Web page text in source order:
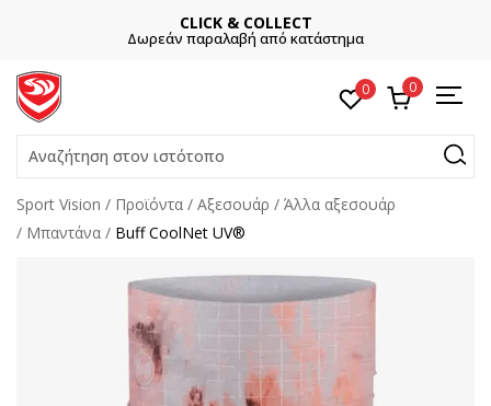
CLICK & COLLECT
Δωρεάν παραλαβή από κατάστημα
0 0
Αναζήτηση στον ιστότοπο
Sport Vision Προϊόντα Αξεσουάρ
Άλλα αξεσουάρ
Μπαντάνα
Buff CoolNet UV®